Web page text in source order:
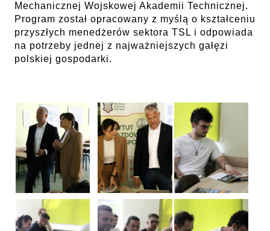
Mechanicznej Wojskowej Akademii Technicznej.
Program został opracowany z myślą o kształceniu
przyszłych menedżerów sektora TSL i odpowiada
na potrzeby jednej z najważniejszych gałęzi
polskiej gospodarki.